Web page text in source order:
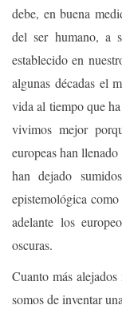
debe, en buena
del ser humano, a
establecido en
algunas décadas el
vida al tiempo que
vivimos mejor
europeas han
han dejado
epistemológica
adelante los
oscuras.
Cuanto más
somos de inventar